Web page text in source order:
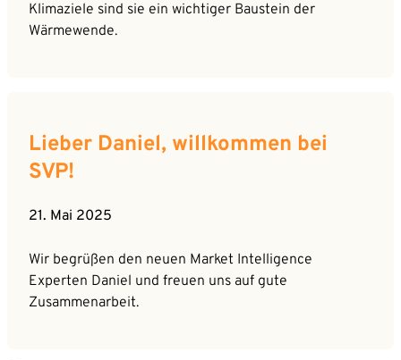
Klimaziele sind sie ein wichtiger Baustein der
Wärmewende.
Lieber Daniel, willkommen bei
SVP!
21. Mai 2025
Wir begrüßen den neuen Market Intelligence
Experten Daniel und freuen uns auf gute
Zusammenarbeit.